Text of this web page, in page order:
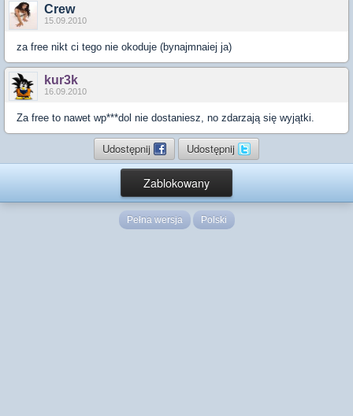
Crew
15.09.2010
za free nikt ci tego nie okoduje (bynajmnaiej ja)
kur3k
16.09.2010
Za free to nawet wp***dol nie dostaniesz, no zdarzają się wyjątki.
Udostępnij Udostępnij
Zablokowany
Pełna wersja Polski